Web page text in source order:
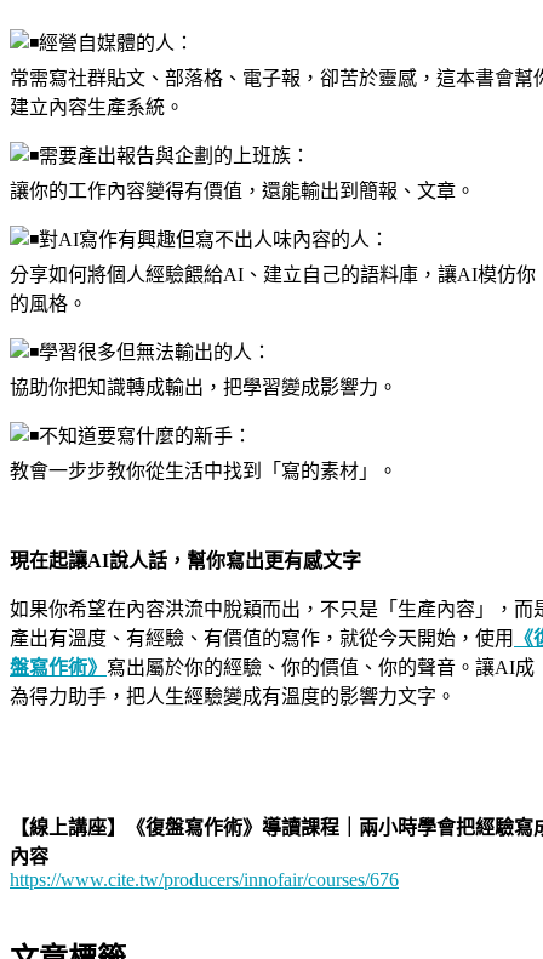
經營自媒體的人：
常需寫社群貼文、部落格、電子報，卻苦於靈感，這本書會幫
建立內容生產系統。
需要產出報告與企劃的上班族：
讓你的工作內容變得有價值，還能輸出到簡報、文章。
對AI寫作有興趣但寫不出人味內容的人：
分享如何將個人經驗餵給AI、建立自己的語料庫，讓AI模仿你
的風格。
學習很多但無法輸出的人：
協助你把知識轉成輸出，把學習變成影響力。
不知道要寫什麼的新手：
教會一步步教你從生活中找到「寫的素材」。
現在起讓AI說人話，幫你寫出更有感文字
如果你希望在內容洪流中脫穎而出，不只是「生產內容」，而
產出有溫度、有經驗、有價值的寫作，就從今天開始，使用
《
盤寫作術》 寫出屬於你的經驗、你的價值、你的聲音。讓AI成
為得力助手，把人生經驗變成有溫度的影響力文字。
【線上講座】《復盤寫作術》導讀課程｜兩小時學會把經驗寫
內容
https://www.cite.tw/producers/innofair/courses/676